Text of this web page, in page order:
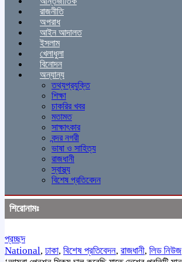
রাজনীতি
অপরাধ
আইন আদালত
ইসলাম
খেলাধুলা
বিনোদন
অন্যান্য
তথ্যপ্রযুক্তি
শিক্ষা
চাকরির খবর
মতামত
সাক্ষাৎকার
বন্দর নগরী
ভাষা ও সাহিত্য
রাজধানী
স্বাস্থ্য
বিশেষ প্রতিবেদন
শিরোনামঃ
প্রচ্ছদ
National, ঢাকা, বিশেষ প্রতিবেদন, রাজধানী, লিড নিউজ